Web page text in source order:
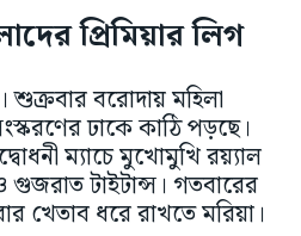
প্রিমিয়ার লিগ
বরোদায় মহিলা
ঢাকে কাঠি পড়ছে।
ম্যাচে মুখোমুখি র‌য়্যাল
গুজরাত টাইটান্স। গতবারের
খেতাব ধরে রাখতে মরিয়া।